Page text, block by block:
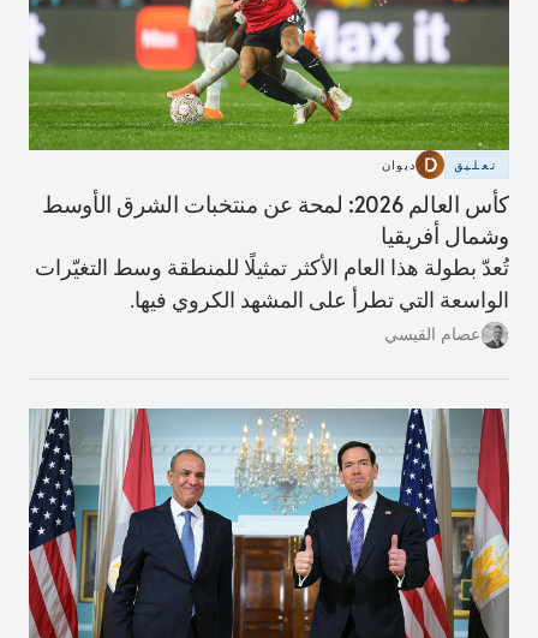
تعليق ديوان
كأس العالم 2026: لمحة عن منتخبات الشرق الأوسط
وشمال أفريقيا
تُعدّ بطولة هذا العام الأكثر تمثيلًا للمنطقة وسط التغيّرات
الواسعة التي تطرأ على المشهد الكروي فيها.
عصام القيسي